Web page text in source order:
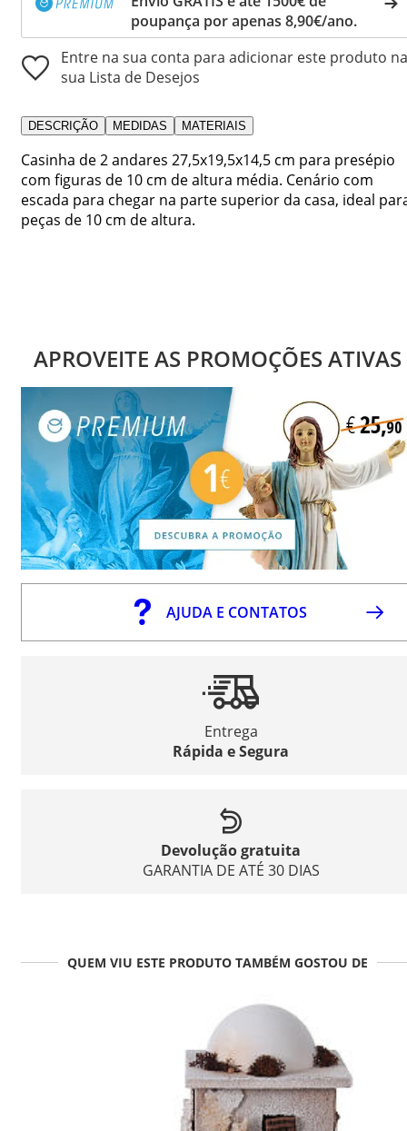
poupança por apenas 8,90€/ano.
Entre na sua conta para adicionar este produto na
sua Lista de Desejos
DESCRIÇÃO MEDIDAS MATERIAIS
Casinha de 2 andares 27,5x19,5x14,5 cm para presépio
com figuras de 10 cm de altura média. Cenário com
escada para chegar na parte superior da casa, ideal
peças de 10 cm de altura.
APROVEITE AS PROMOÇÕES ATIVAS
AJUDA E CONTATOS
Entrega
Rápida e Segura
Devolução gratuita
GARANTIA DE ATÉ 30 DIAS
QUEM VIU ESTE PRODUTO TAMBÉM GOSTOU DE